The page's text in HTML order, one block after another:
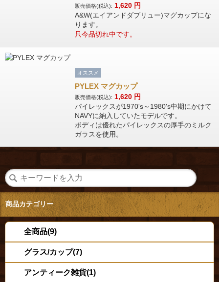
販売価格(税込): 1,620 円
A&W(エイアンドダブリュー)マグカップにな
ります。
只今品切れ中です。
オススメ
PYLEX マグカップ
販売価格(税込): 1,620 円
パイレックスが1970's～1980's中期にかけて
NAVYに納入していたモデルです。
ボディは優れたパイレックスの厚手のミルク
ガラスを使用。
商品カテゴリー
全商品(9)
グラス/カップ(7)
アンティーク雑貨(1)